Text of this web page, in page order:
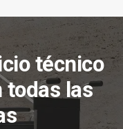
técnico
todas las